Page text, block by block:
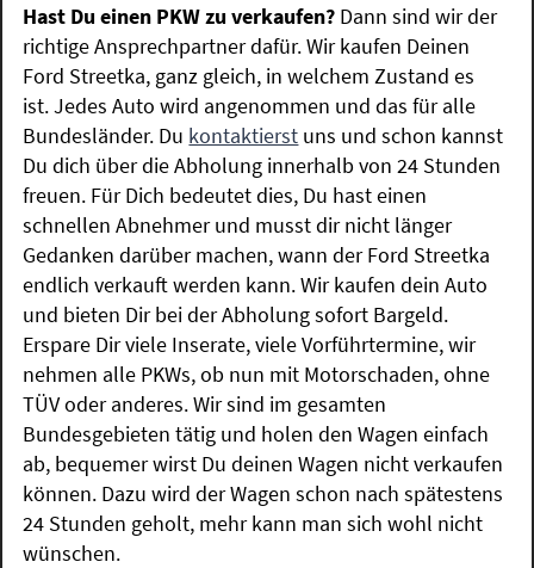
Hast Du einen PKW zu verkaufen? Dann sind wir der
richtige Ansprechpartner dafür. Wir kaufen Deinen
Ford Streetka, ganz gleich, in welchem Zustand es
ist. Jedes Auto wird angenommen und das für alle
Bundesländer. Du kontaktierst uns und schon kannst
Du dich über die Abholung innerhalb von 24 Stunden
freuen. Für Dich bedeutet dies, Du hast einen
schnellen Abnehmer und musst dir nicht länger
Gedanken darüber machen, wann der Ford Streetka
endlich verkauft werden kann. Wir kaufen dein Auto
und bieten Dir bei der Abholung sofort Bargeld.
Erspare Dir viele Inserate, viele Vorführtermine, wir
nehmen alle PKWs, ob nun mit Motorschaden, ohne
TÜV oder anderes. Wir sind im gesamten
Bundesgebieten tätig und holen den Wagen einfach
ab, bequemer wirst Du deinen Wagen nicht verkaufen
können. Dazu wird der Wagen schon nach spätestens
24 Stunden geholt, mehr kann man sich wohl nicht
wünschen.